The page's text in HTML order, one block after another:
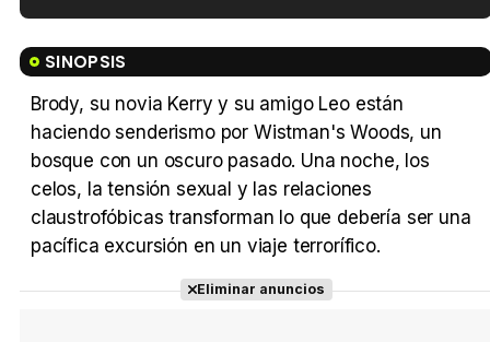
SINOPSIS
Brody, su novia Kerry y su amigo Leo están
haciendo senderismo por Wistman's Woods, un
bosque con un oscuro pasado. Una noche, los
celos, la tensión sexual y las relaciones
claustrofóbicas transforman lo que debería ser una
pacífica excursión en un viaje terrorífico.
Eliminar anuncios